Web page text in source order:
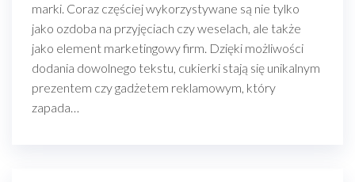
marki. Coraz częściej wykorzystywane są nie tylko
jako ozdoba na przyjęciach czy weselach, ale także
jako element marketingowy firm. Dzięki możliwości
dodania dowolnego tekstu, cukierki stają się unikalnym
prezentem czy gadżetem reklamowym, który
zapada…